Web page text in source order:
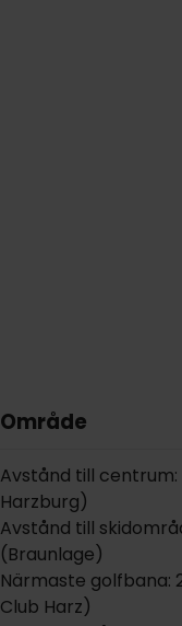
Område
Avstånd till centrum:
Harzburg)
Avstånd till
(Braunlage)
Närmaste golfbana:
Club Harz)